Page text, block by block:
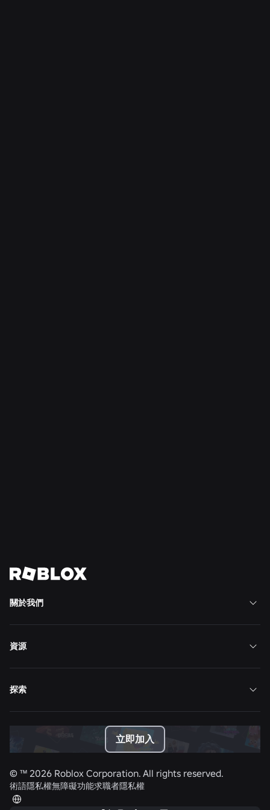
關於我們
資源
探索
立即加入
© ™ 2026 Roblox Corporation. All rights reserved.
術語隱私權無障礙功能求職者隱私權